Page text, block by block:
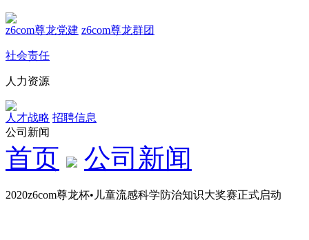
z6com尊龙党建 z6com尊龙群团
社会责任
人力资源
人才战略 招聘信息
公司新闻
首页 公司新闻
2020z6com尊龙杯•儿童流感科学防治知识大奖赛正式启动